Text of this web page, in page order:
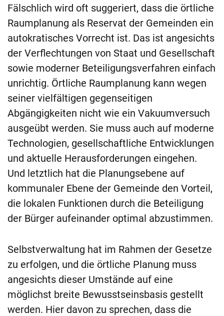
Fälschlich wird oft suggeriert, dass die örtliche
Raumplanung als Reservat der Gemeinden ein
autokratisches Vorrecht ist. Das ist angesichts
der Verflechtungen von Staat und Gesellschaft
sowie moderner Beteiligungsverfahren einfach
unrichtig. Örtliche Raumplanung kann wegen
seiner vielfältigen gegenseitigen
Abgängigkeiten nicht wie ein Vakuumversuch
ausgeübt werden. Sie muss auch auf moderne
Technologien, gesellschaftliche Entwicklungen
und aktuelle Herausforderungen eingehen.
Und letztlich hat die Planungsebene auf
kommunaler Ebene der Gemeinde den Vorteil,
die lokalen Funktionen durch die Beteiligung
der Bürger aufeinander optimal abzustimmen.
Selbstverwaltung hat im Rahmen der Gesetze
zu erfolgen, und die örtliche Planung muss
angesichts dieser Umstände auf eine
möglichst breite Bewusstseinsbasis gestellt
werden. Hier davon zu sprechen, dass die